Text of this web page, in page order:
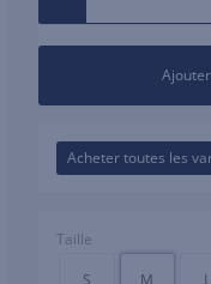
Acheter toutes les
Taille